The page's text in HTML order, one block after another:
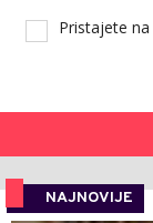
Pristajete na
NAJNOVIJE